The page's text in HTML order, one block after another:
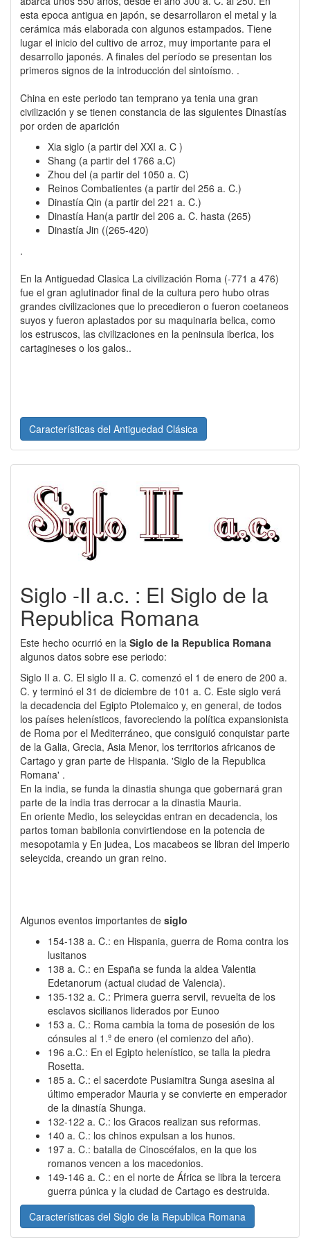
esta epoca antigua en japón, se desarrollaron el metal y la
cerámica más elaborada con algunos estampados. Tiene
lugar el inicio del cultivo de arroz, muy importante para el
desarrollo japonés. A finales del período se presentan los
primeros signos de la introducción del sintoísmo. .
China en este periodo tan temprano ya tenia una gran
civilización y se tienen constancia de las siguientes Dinastías
por orden de aparición
Xia siglo (a partir del XXI a. C )
Shang (a partir del 1766 a.C)
Zhou del (a partir del 1050 a. C)
Reinos Combatientes (a partir del 256 a. C.)
Dinastía Qin (a partir del 221 a. C.)
Dinastía Han(a partir del 206 a. C. hasta (265)
Dinastía Jin ((265-420)
.
En la Antiguedad Clasica La civilización Roma (-771 a 476)
fue el gran aglutinador final de la cultura pero hubo otras
grandes civilizaciones que lo precedieron o fueron coetaneos
suyos y fueron aplastados por su maquinaria belica, como
los estruscos, las civilizaciones en la peninsula iberica, los
cartagineses o los galos..
Características del Antiguedad Clásica
Siglo -II a.c. : El Siglo de la
Republica Romana
Este hecho ocurrió en la Siglo de la Republica Romana
algunos datos sobre ese periodo:
Siglo II a. C. El siglo II a. C. comenzó el 1 de enero de 200 a.
C. y terminó el 31 de diciembre de 101 a. C. Este siglo verá
la decadencia del Egipto Ptolemaico y, en general, de todos
los países helenísticos, favoreciendo la política expansionista
de Roma por el Mediterráneo, que consiguió conquistar parte
de la Galia, Grecia, Asia Menor, los territorios africanos de
Cartago y gran parte de Hispania. 'Siglo de la Republica
Romana' .
En la india, se funda la dinastia shunga que gobernará gran
parte de la india tras derrocar a la dinastia Mauria.
En oriente Medio, los seleycidas entran en decadencia, los
partos toman babilonia convirtiendose en la potencia de
mesopotamia y En judea, Los macabeos se libran del imperio
seleycida, creando un gran reino.
Algunos eventos importantes de siglo
154-138 a. C.: en Hispania, guerra de Roma contra los
lusitanos
138 a. C.: en España se funda la aldea Valentia
Edetanorum (actual ciudad de Valencia).
135-132 a. C.: Primera guerra servil, revuelta de los
esclavos sicilianos liderados por Eunoo
153 a. C.: Roma cambia la toma de posesión de los
cónsules al 1.º de enero (el comienzo del año).
196 a.C.: En el Egipto helenístico, se talla la piedra
Rosetta.
185 a. C.: el sacerdote Pusiamitra Sunga asesina al
último emperador Mauria y se convierte en emperador
de la dinastía Shunga.
132-122 a. C.: los Gracos realizan sus reformas.
140 a. C.: los chinos expulsan a los hunos.
197 a. C.: batalla de Cinoscéfalos, en la que los
romanos vencen a los macedonios.
149-146 a. C.: en el norte de África se libra la tercera
guerra púnica y la ciudad de Cartago es destruida.
Características del Siglo de la Republica Romana